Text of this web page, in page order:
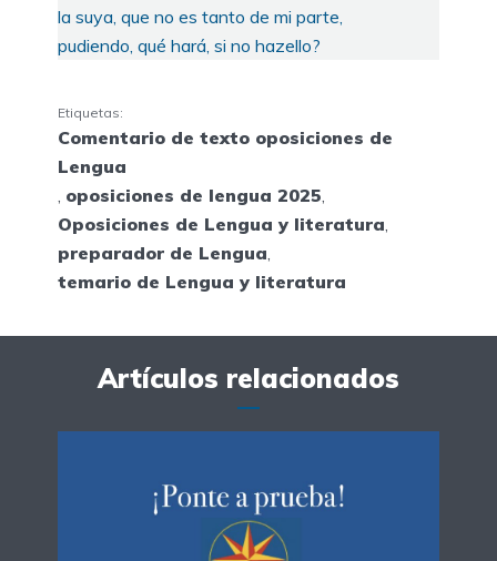
la suya, que no es tanto de mi parte,
pudiendo, qué hará, si no hazello?
Etiquetas:
Comentario de texto oposiciones de
Lengua
, oposiciones de lengua 2025,
Oposiciones de Lengua y literatura,
preparador de Lengua,
temario de Lengua y literatura
Artículos relacionados